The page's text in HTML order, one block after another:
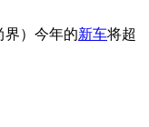
界）今年的新车将超